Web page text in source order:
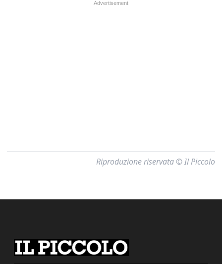
Riproduzione riservata © Il Piccolo